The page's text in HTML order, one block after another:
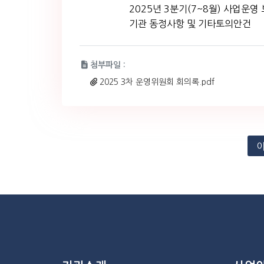
첨부파일 :
2025 3차 운영위원회 회의록.pdf